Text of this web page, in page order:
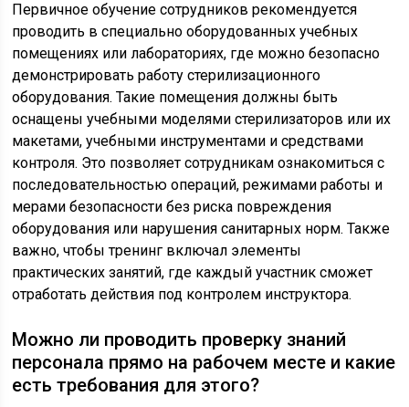
Первичное обучение сотрудников рекомендуется
проводить в специально оборудованных учебных
помещениях или лабораториях, где можно безопасно
демонстрировать работу стерилизационного
оборудования. Такие помещения должны быть
оснащены учебными моделями стерилизаторов или их
макетами, учебными инструментами и средствами
контроля. Это позволяет сотрудникам ознакомиться с
последовательностью операций, режимами работы и
мерами безопасности без риска повреждения
оборудования или нарушения санитарных норм. Также
важно, чтобы тренинг включал элементы
практических занятий, где каждый участник сможет
отработать действия под контролем инструктора.
Можно ли проводить проверку знаний
персонала прямо на рабочем месте и какие
есть требования для этого?